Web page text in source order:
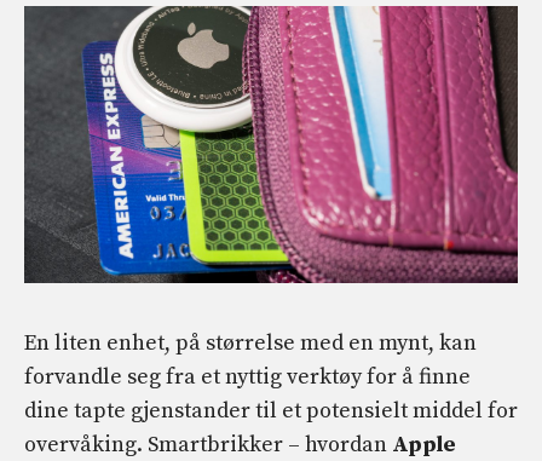
En liten enhet, på størrelse med en mynt, kan
forvandle seg fra et nyttig verktøy for å finne
dine tapte gjenstander til et potensielt middel for
overvåking. Smartbrikker – hvordan Apple